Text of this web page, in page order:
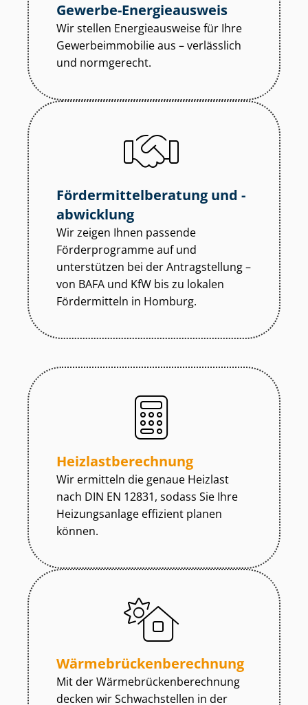
Gewerbe-Energieausweis
Wir stellen Energieausweise für Ihre
Ge­wer­be­im­mo­bi­lie aus – verlässlich
und normgerecht.
För­der­mit­tel­be­ra­tung und -
abwicklung
Wir zeigen Ihnen passende
Förderprogramme auf und
unterstützen bei der Antragstellung –
von BAFA und KfW bis zu lokalen
Fördermitteln in Homburg.
Heiz­last­be­rech­nung
Wir ermitteln die genaue Heizlast
nach DIN EN 12831, sodass Sie Ihre
Heizungsanlage effizient planen
können.
Wär­me­brü­cken­be­rech­nung
Mit der Wär­me­brü­cken­be­rech­nung
decken wir Schwachstellen in der